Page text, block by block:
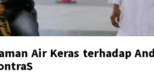
Air Keras terhadap